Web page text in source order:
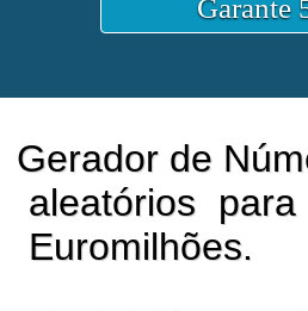
Gerador de
aleatórios para
Euromilhões.